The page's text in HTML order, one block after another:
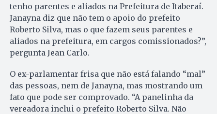
tenho parentes e aliados na Prefeitura de Itaberaí.
Janayna diz que não tem o apoio do prefeito
Roberto Silva, mas o que fazem seus parentes e
aliados na prefeitura, em cargos comissionados?”,
pergunta Jean Carlo.
O ex-parlamentar frisa que não está falando “mal”
das pessoas, nem de Janayna, mas mostrando um
fato que pode ser comprovado. “A panelinha da
vereadora inclui o prefeito Roberto Silva. Não